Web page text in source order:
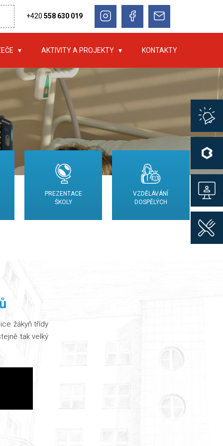
+420 558 630 019
AKTIVITY A PROJEKTY KONTAKTY
PREZENTACE
ŠKOLY
VZDĚLÁVÁNÍ
DOSPĚLÝCH
žákyň třídy
tak velký